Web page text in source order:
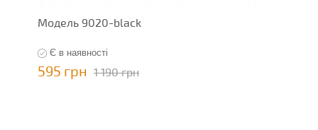
Модель 9020-black
Є в наявності
595 грн 1 190 грн